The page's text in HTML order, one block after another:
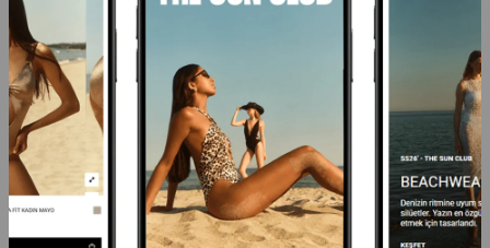
PREMIUM UZUN TÜYLÜ KADIN REX SUNI
KÜRK KABAN TAŞ
16.249,99TL 12.999,99TL
SEPETTE %20 İNDİRİM
PREMIUM UZUN TÜYLÜ KADIN REX SUNI
KÜRK KABAN LACIVERT
16.249,99TL
SEPETTE %20 İNDİRİM
+5